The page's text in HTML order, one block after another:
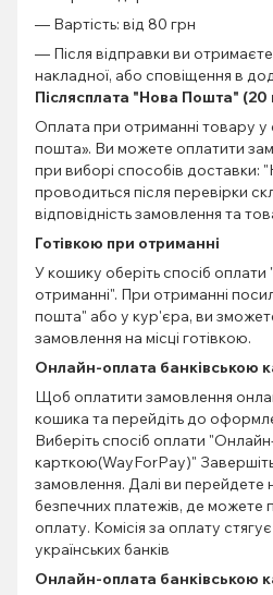
— Вартість: від 80 грн
— Після відправки ви
накладної, або сповіщення в
Післясплата "Нова Пошта" (20
Оплата при отриманні товару у
пошта». Ви можете оплатити
при виборі способів
проводиться після перевірки
відповідність замовлення та
Готівкою при отриманні
У кошику оберіть спосіб оплати
отриманні". При отриманні
пошта" або у кур'єра, ви
замовлення на місці готівкою.
Онлайн-оплата банківською
Щоб оплатити замовлення
кошика та перейдіть до
Виберіть спосіб оплати
карткою(WayForPay)"
замовлення. Далі ви перейдете
безпечних платежів, де можете
оплату. Комісія за оплату
українських банків
Онлайн-оплата банківською